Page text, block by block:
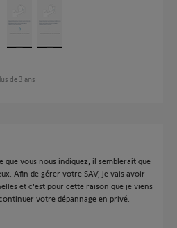
de 3 ans
que vous nous indiquez, il semblerait que
Afin de gérer votre SAV, je vais avoir
et c'est pour cette raison que je viens
votre dépannage en privé.